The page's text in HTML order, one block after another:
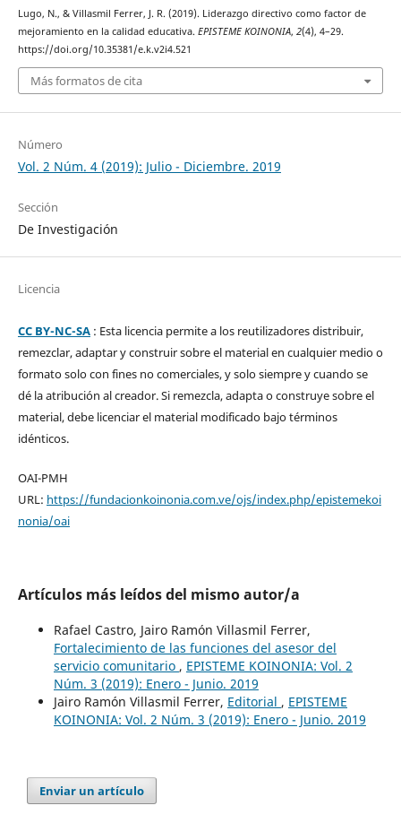
Lugo, N., & Villasmil Ferrer, J. R. (2019). Liderazgo directivo como factor de
mejoramiento en la calidad educativa. EPISTEME KOINONIA, 2(4), 4–29.
https://doi.org/10.35381/e.k.v2i4.521
Más formatos de cita
Número
Vol. 2 Núm. 4 (2019): Julio - Diciembre. 2019
Sección
De Investigación
Licencia
CC BY-NC-SA: Esta licencia permite a los reutilizadores distribuir,
remezclar, adaptar y construir sobre el material en cualquier medio o
formato solo con fines no comerciales, y solo siempre y cuando se
dé la atribución al creador. Si remezcla, adapta o construye sobre el
material, debe licenciar el material modificado bajo términos
idénticos.
OAI-PMH
URL: https://fundacionkoinonia.com.ve/ojs/index.php/epistemekoi
nonia/oai
Artículos más leídos del mismo autor/a
Rafael Castro, Jairo Ramón Villasmil Ferrer,
Fortalecimiento de las funciones del asesor del
servicio comunitario , EPISTEME KOINONIA: Vol. 2
Núm. 3 (2019): Enero - Junio. 2019
Jairo Ramón Villasmil Ferrer, Editorial , EPISTEME
KOINONIA: Vol. 2 Núm. 3 (2019): Enero - Junio. 2019
Enviar un artículo